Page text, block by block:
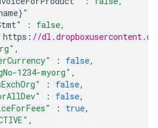
}"
" : false,
https : //
,
: false,
1234-myorg" ,
: false,
: false,
: true,
,